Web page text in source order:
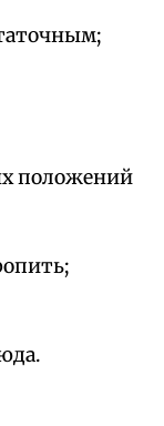
положений